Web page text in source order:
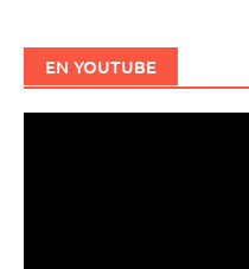
EN YOUTUBE